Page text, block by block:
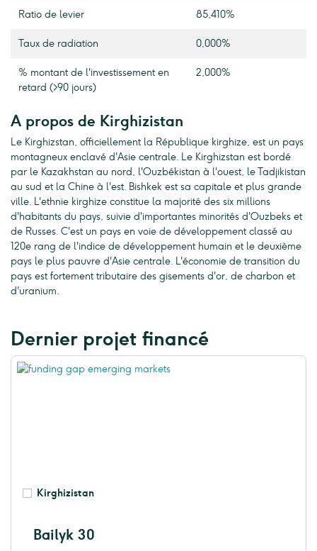
Ratio de levier 85,410%
Taux de radiation 0,000%
% montant de l'investissement en
retard (>90 jours)
2,000%
A propos de Kirghizistan
Le Kirghizstan, officiellement la République kirghize, est un pays
montagneux enclavé d'Asie centrale. Le Kirghizstan est bordé
par le Kazakhstan au nord, l'Ouzbékistan à l'ouest, le Tadjikistan
au sud et la Chine à l'est. Bishkek est sa capitale et plus grande
ville. L'ethnie kirghize constitue la majorité des six millions
d'habitants du pays, suivie d'importantes minorités d'Ouzbeks et
de Russes. C'est un pays en voie de développement classé au
120e rang de l'indice de développement humain et le deuxième
pays le plus pauvre d'Asie centrale. L'économie de transition du
pays est fortement tributaire des gisements d'or, de charbon et
d'uranium.
Dernier projet financé
Kirghizistan
Bailyk 30